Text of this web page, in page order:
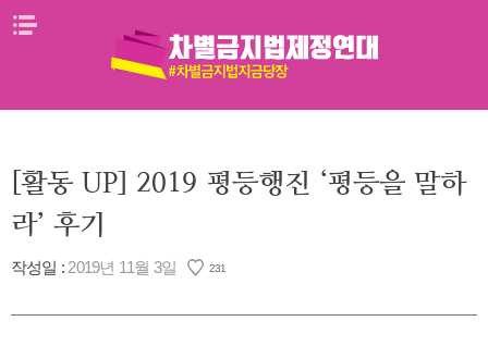
Skip
[활동 UP] 2019 평등행진 ‘평등을 말하
라’ 후기
작성일 : 2019년 11월 3일 231